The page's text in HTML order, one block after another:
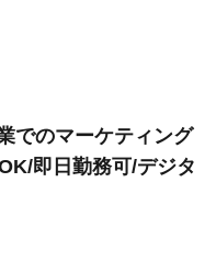
でのマーケティング
即日勤務可/デジタ